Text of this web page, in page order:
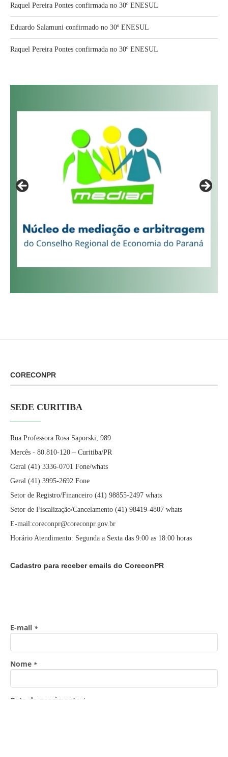
Raquel Pereira Pontes confirmada no 30º ENESUL
Eduardo Salamuni confirmado no 30º ENESUL
Raquel Pereira Pontes confirmada no 30º ENESUL
CORECONPR
SEDE CURITIBA
Rua Professora Rosa Saporski, 989
Mercês - 80.810-120 – Curitiba/PR
Geral (41) 3336-0701 Fone/whats
Geral (41) 3995-2692 Fone
Setor de Registro/Financeiro (41) 98855-2497 whats
Setor de Fiscalização/Cancelamento (41) 98419-4807 whats
E-mail:coreconpr@coreconpr.gov.br
Horário Atendimento: Segunda a Sexta das 9:00 as 18:00 horas
Cadastro para receber emails do CoreconPR